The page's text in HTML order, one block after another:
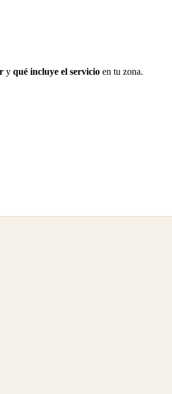
y qué incluye el servicio en tu zona.